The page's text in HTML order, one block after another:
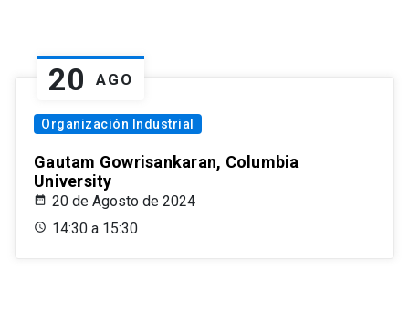
20 AGO
Organización Industrial
Gautam Gowrisankaran, Columbia
University
20 de Agosto de 2024
14:30 a 15:30